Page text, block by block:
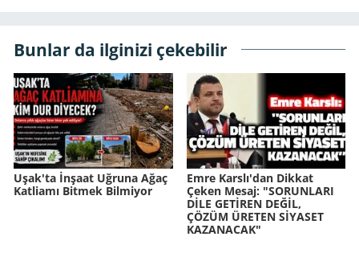
Bunlar da ilginizi çekebilir
Uşak'ta İnşaat Uğruna Ağaç
Katliamı Bitmek Bilmiyor
Emre Karslı'dan Dikkat
Çeken Mesaj: "SORUNLARI
DİLE GETİREN DEĞİL,
ÇÖZÜM ÜRETEN SİYASET
KAZANACAK"